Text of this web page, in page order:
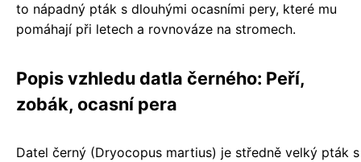
to nápadný pták s dlouhými ocasními pery, které mu
pomáhají při letech a rovnováze na stromech.
Popis vzhledu datla černého: Peří,
zobák, ocasní pera
Datel černý (Dryocopus martius) je středně velký pták s